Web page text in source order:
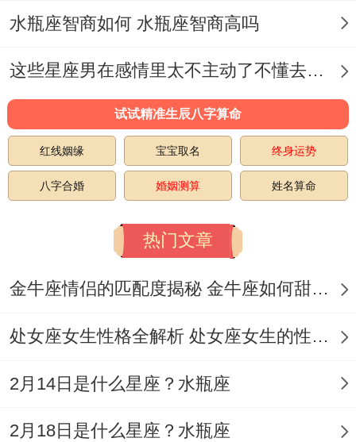
11月18日·乙亥·金匮·煞西）。
但要规避劫煞当值日:立春后七日（2025年2
年10月9日·丙辰·大耗·煞南）。
办公室宜再西北方摆放黄水晶洞,化解岁破带
来的财务波动.
年度禁忌同化解之路- 思维禁忌:忌再寅卯时
（3-7点）做重大决定 有鉴于此刻阴阳交替
易判断失误- 人际禁忌:申酉日（如2025年7
健康禁忌:三煞东方全年不宜动土、卧室东南
方忌摆尖锐物品防神经衰弱~情感禁忌:月破
水瓶座智商如何 水瓶座智商高吗
这些星座男在感情里太不主动了不懂去爱 这些星座男在感情中排第几
试试精准生辰八字算命
红线姻缘 宝宝取名 终身运势
八字合婚 婚姻测算 姓名算命
热门文章
金牛座情侣的匹配度揭秘 金牛座如何甜蜜恋爱
处女座女生性格全解析 处女座女生的性格是什么样的
2月14日是什么星座？水瓶座
2月18日是什么星座？水瓶座